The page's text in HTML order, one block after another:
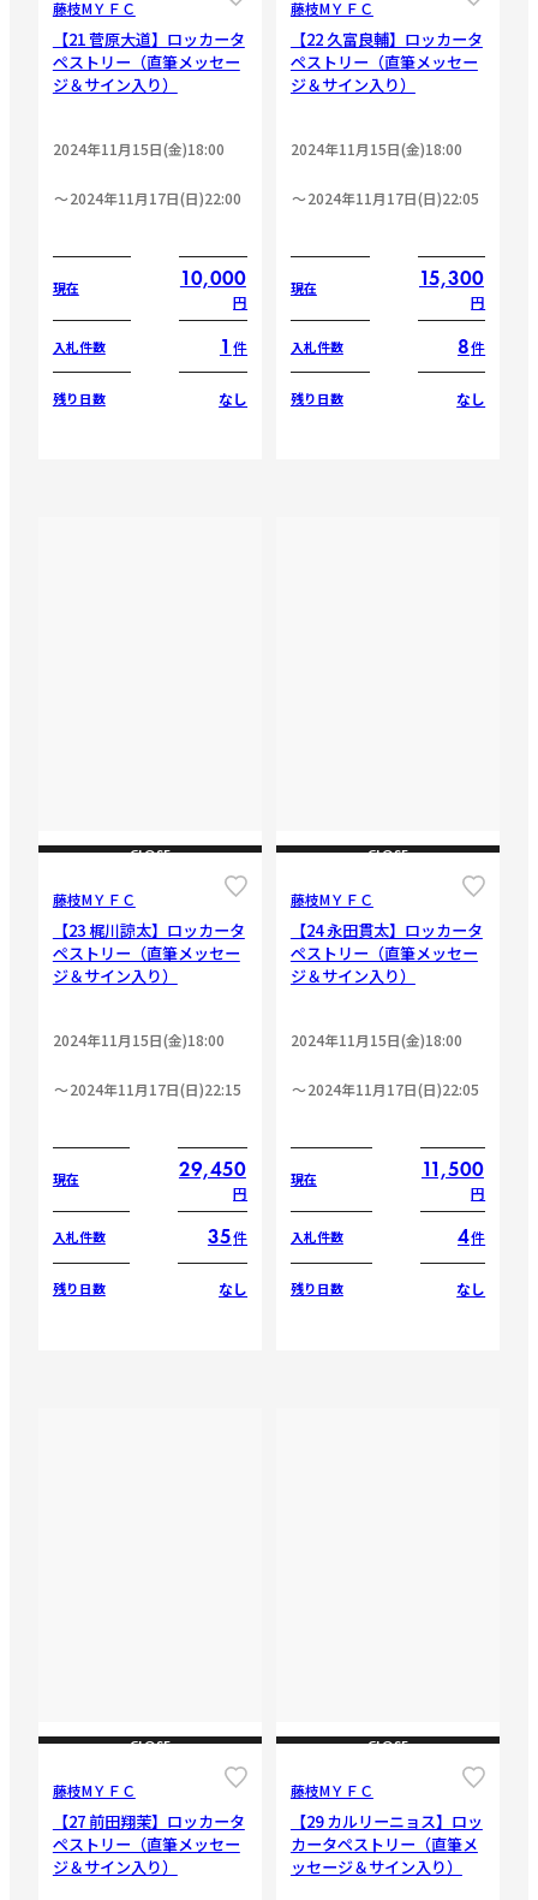
藤枝МＹＦＣ
【21 菅原大道】ロッカータ
ペストリー（直筆メッセー
ジ＆サイン入り）
2024年11月15日(金)18:00
2024年11月17日(日)22:00
現在 10,000
円
入札件数 1 件
残り日数 なし
藤枝МＹＦＣ
【22 久富良輔】ロッカータ
ペストリー（直筆メッセー
ジ＆サイン入り）
2024年11月15日(金)18:00
2024年11月17日(日)22:05
現在 15,300
円
入札件数 8件
残り日数 なし
CLOSE
藤枝МＹＦＣ
【23 梶川諒太】ロッカータ
ペストリー（直筆メッセー
ジ＆サイン入り）
2024年11月15日(金)18:00
2024年11月17日(日)22:15
現在 29,450
円
入札件数 35件
残り日数 なし
CLOSE
藤枝МＹＦＣ
【24 永田貫太】ロッカータ
ペストリー（直筆メッセー
ジ＆サイン入り）
2024年11月15日(金)18:00
2024年11月17日(日)22:05
現在 11,500
円
入札件数 4件
残り日数 なし
CLOSE
藤枝МＹＦＣ
【27 前田翔茉】ロッカータ
ペストリー（直筆メッセー
ジ＆サイン入り）
CLOSE
藤枝МＹＦＣ
【29 カルリーニョス】ロッ
カータペストリー（直筆メ
ッセージ＆サイン入り）